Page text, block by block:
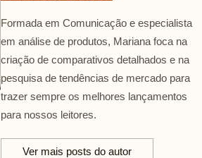
Formada em Comunicação e especialista
em análise de produtos, Mariana foca na
criação de comparativos detalhados e na
pesquisa de tendências de mercado para
trazer sempre os melhores lançamentos
para nossos leitores.
Ver mais posts do autor